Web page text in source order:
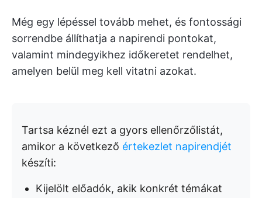
Még egy lépéssel tovább mehet, és fontossági
sorrendbe állíthatja a napirendi pontokat,
valamint mindegyikhez időkeretet rendelhet,
amelyen belül meg kell vitatni azokat.
Tartsa kéznél ezt a gyors ellenőrzőlistát,
amikor a következő értekezlet napirendjét
készíti:
Kijelölt előadók, akik konkrét témákat